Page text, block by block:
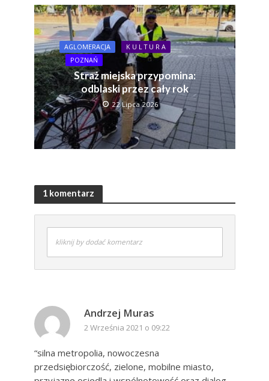
AGLOMERACJA
K U L T U R A
POZNAŃ
Straż miejska przypomina:
odblaski przez cały rok
22 Lipca 2026
1 komentarz
kliknij by dodać komentarz
Andrzej Muras
2 Września 2021 o 09:22
“silna metropolia, nowoczesna
przedsiębiorczość, zielone, mobilne miasto,